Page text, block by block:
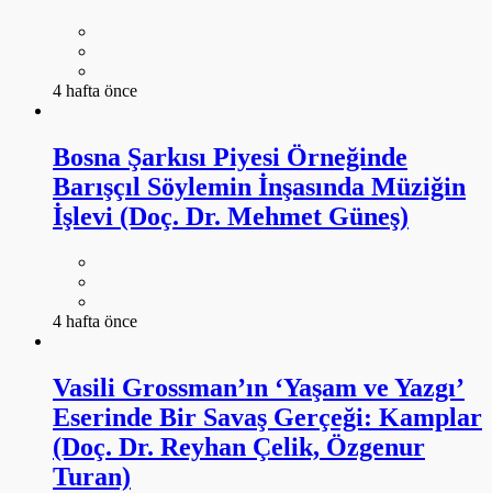
4 hafta önce
Bosna Şarkısı Piyesi Örneğinde
Barışçıl Söylemin İnşasında Müziğin
İşlevi (Doç. Dr. Mehmet Güneş)
4 hafta önce
Vasili Grossman’ın ‘Yaşam ve Yazgı’
Eserinde Bir Savaş Gerçeği: Kamplar
(Doç. Dr. Reyhan Çelik, Özgenur
Turan)